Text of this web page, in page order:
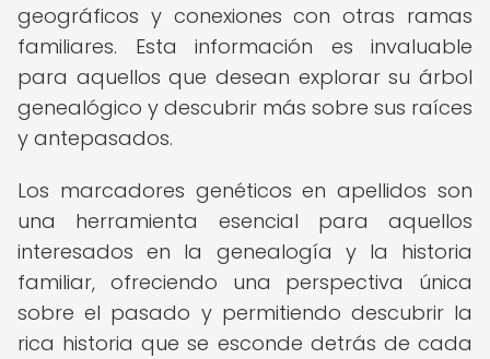
geográficos y conexiones con otras ramas
familiares. Esta información es invaluable
para aquellos que desean explorar su árbol
genealógico y descubrir más sobre sus raíces
y antepasados.
Los marcadores genéticos en apellidos son
una herramienta esencial para aquellos
interesados en la genealogía y la historia
familiar, ofreciendo una perspectiva única
sobre el pasado y permitiendo descubrir la
rica historia que se esconde detrás de cada